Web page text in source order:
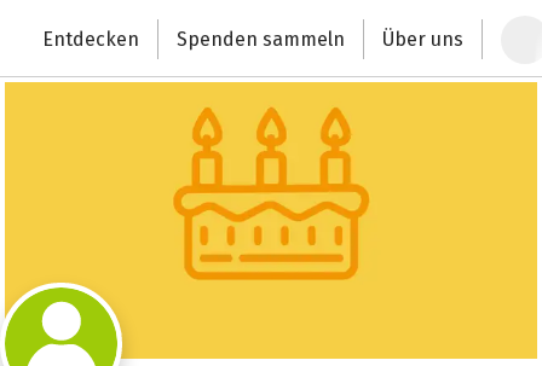
Deutschlands größte Spendenplattform
Entdecken Spenden sammeln Über uns